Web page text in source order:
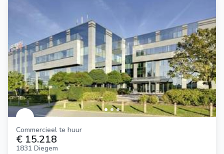
Commercieel te huur
€ 15.218
1831 Diegem